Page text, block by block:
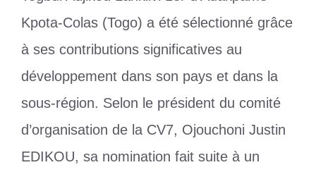
Kpota-Colas (Togo) a été sélectionné grâce
à ses contributions significatives au
développement dans son pays et dans la
sous-région. Selon le président du comité
d’organisation de la CV7, Ojouchoni Justin
EDIKOU, sa nomination fait suite à un